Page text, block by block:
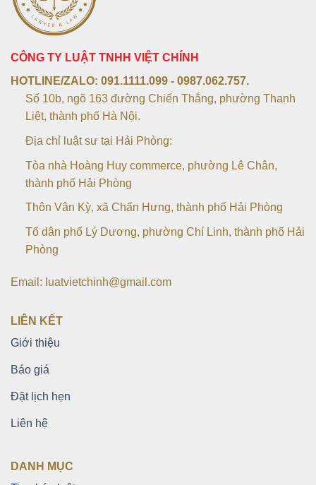
CÔNG TY LUẬT TNHH VIỆT CHÍNH
HOTLINE/ZALO: 091.1111.099 - 0987.062.757.
Số 10b, ngõ 163 đường Chiến Thắng, phường Thanh
Liệt, thành phố Hà Nội.
Địa chỉ luật sư tại Hải Phòng:
Tòa nhà Hoàng Huy commerce, phường Lê Chân,
thành phố Hải Phòng
Thôn Vân Kỳ, xã Chấn Hưng, thành phố Hải Phòng
Tổ dân phố Lý Dương, phường Chí Linh, thành phố Hải
Phòng
Email: luatvietchinh@gmail.com
LIÊN KẾT
Giới thiệu
Báo giá
Đặt lịch hẹn
Liên hệ
DANH MỤC